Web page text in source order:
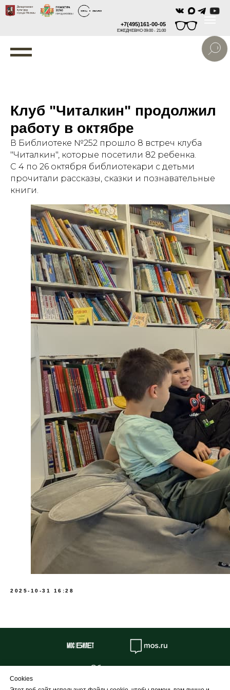
+7(495)161-00-05
ЕЖЕДНЕВНО 09:00 - 21:00
Клуб "Читалкин" продолжил
работу в октябре
В Библиотеке №252 прошло 8 встреч клуба
"Читалкин", которые посетили 82 ребенка.
С 4 по 26 октября библиотекари с детьми
прочитали рассказы, сказки и познавательные
книги.
2025-10-31 16:28
Об учреждении
Cookies